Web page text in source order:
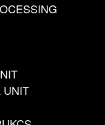
UNIT